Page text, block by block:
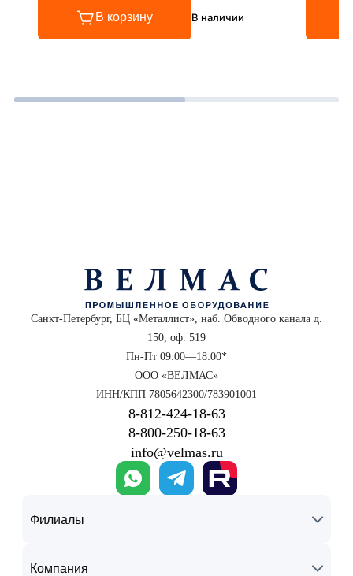
В корзину В наличии
Санкт-Петербург, БЦ «Металлист», наб. Обводного канала д.
150, оф. 519
Пн-Пт 09:00—18:00*
ООО «ВЕЛМАС»
ИНН/КПП 7805642300/783901001
8‑812‑424‑18‑63
8‑800‑250‑18‑63
info@velmas.ru
Филиалы
Компания